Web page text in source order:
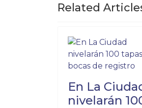
Related
En La
nivelarán